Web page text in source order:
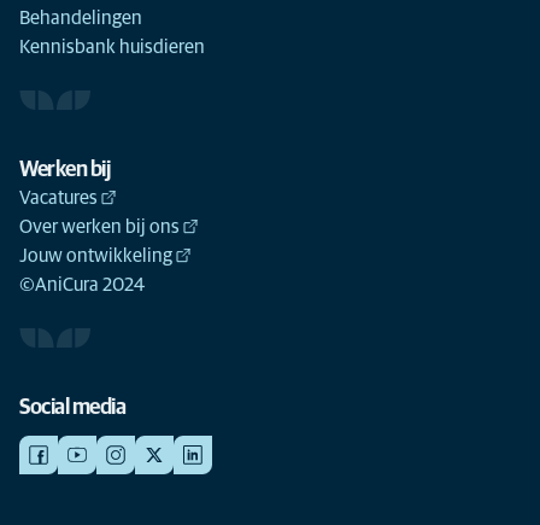
Behandelingen
Kennisbank huisdieren
Werken bij
Vacatures
Over werken bij ons
Jouw ontwikkeling
©AniCura 2024
Social media